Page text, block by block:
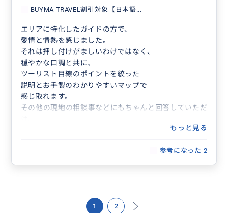
BUYMA TRAVEL割引対象【日本語...
エリアに特化したガイドの方で、
愛情と情熱を感じました。
それは押し付けがましいわけではなく、
穏やかな口調と共に、
ツーリスト目線のポイントを絞った
説明とお手製のわかりやすいマップで
感じ取れます。
その他の現地の相談事などにもちゃんと回答していただ
もっと見る
参考になった 2
1 2